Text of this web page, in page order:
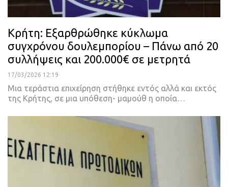
Κρήτη: Εξαρθρώθηκε κύκλωμα
συγχρόνου δουλεμπορίου – Πάνω από 20
συλλήψεις και 200.000€ σε μετρητά
17/03/2026 12:19
Μια τεράστια επιχείρηση στήθηκε εντός αλλά και εκτός
της Κρήτης, σε μια υπόθεση- μαμούθ η οποία…